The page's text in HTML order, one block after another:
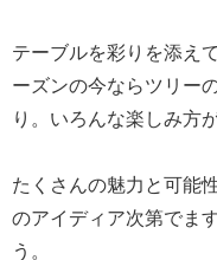
テーブルを彩りを添え
ーズンの今ならツリー
り。いろんな楽しみ方
たくさんの魅力と可能
のアイディア次第でま
う。